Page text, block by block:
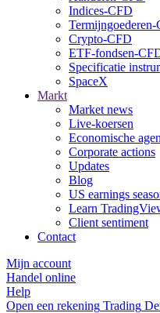
Indices-CFD
Termijngoederen-
Crypto-CFD
ETF-fondsen-
Specificatie
SpaceX
Markt
Market news
Live-koersen
Economische
Corporate actions
Updates
Blog
US earnings
Learn
Client sentiment
Contact
Mijn account
Handel online
Help
Open een rekening Trading